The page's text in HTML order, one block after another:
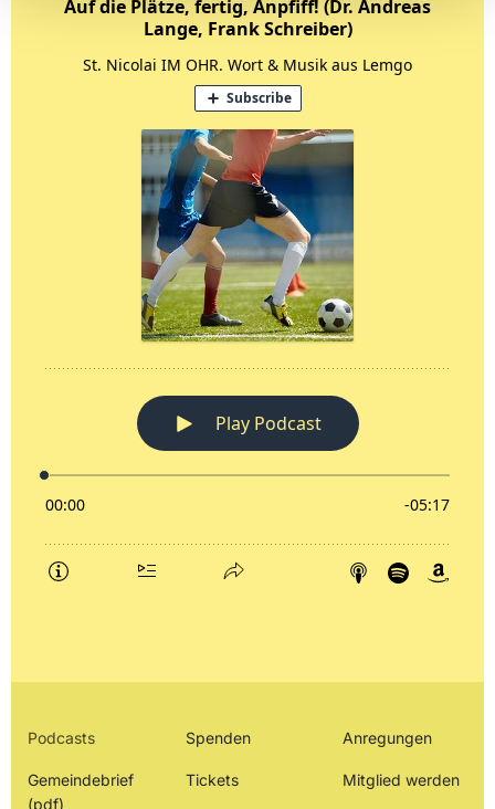
Podcasts
Gemeindebrief
(pdf)
Spenden
Tickets
Anregungen
Mitglied werden